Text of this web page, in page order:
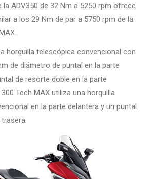
la ADV350 de 32 Nm a 5250 rpm ofrece
a los 29 Nm de par a 5750 rpm de la
horquilla telescópica convencional con
de diámetro de puntal en la parte
de resorte doble en la parte
Tech MAX utiliza una horquilla
en la parte delantera y un puntal